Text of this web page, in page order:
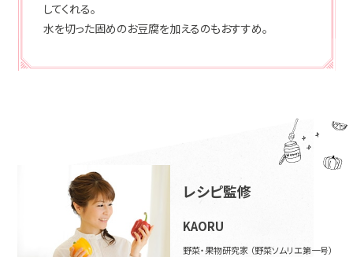
してくれる。
水を切った固めのお豆腐を加えるのもおすすめ。
レシピ監修
KAORU
野菜・果物研究家 （野菜ソムリエ第一号）